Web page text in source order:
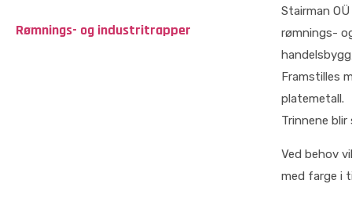
Rømnings- og industritrapper
Stairman
rømnings-
Framstilles
platemetall.
Trinnene
Ved behov
med farge i